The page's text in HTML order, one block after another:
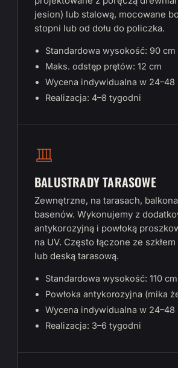
jesion) lub stalową, mocowane
stopni lub od dołu do policzka.
Standardowa wysokość: 90 cm
Maks. odstęp prętów: 12 cm
Wycena indywidualna w 24–48
Realizacja: 4–8 tygodni
BALUSTRADY TARASOWE
Zewnętrzne, na tarasach,
basenów. Wykonujemy z
antykorozyjną i powłoką
na UV. Często łączone ze
lub deską tarasową.
Standardowa wysokość: 110 cm
Powłoka antykorozyjna (mika
Wycena indywidualna w 24–48
Realizacja: 3–6 tygodni